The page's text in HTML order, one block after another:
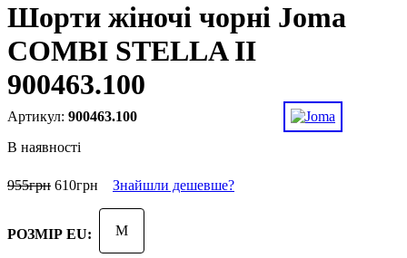
Шорти жіночі чорні Joma
COMBI STELLA II
900463.100
900463.100
В наявності
955грн 610грн Знайшли дешевше?
РОЗМІР EU: M